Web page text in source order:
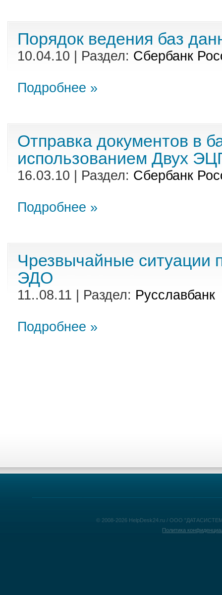
Порядок ведения баз
10.04.10 | Раздел: Сбербанк
Подробнее »
Отправка документов в
использованием Двух
16.03.10 | Раздел: Сбербанк
Подробнее »
Чрезвычайные ситуации
ЭДО
11..08.11 | Раздел: Русславбанк
Подробнее »
© 2008-2026 HelpDesk24.ru / ООО
Политика